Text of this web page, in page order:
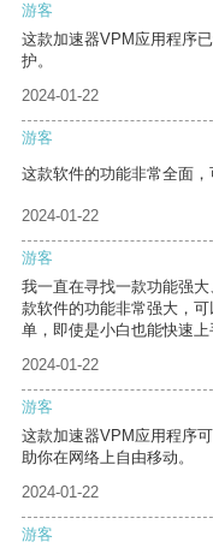
游客
这款加速器VPM应用程序
护。
2024-01-22
游客
这款软件的功能非常全面，
2024-01-22
游客
我一直在寻找一款功能强
款软件的功能非常强大，
单，即使是小白也能快速上
2024-01-22
游客
这款加速器VPM应用程序
助你在网络上自由移动。
2024-01-22
游客